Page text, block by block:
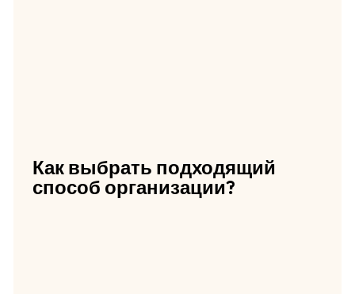
Как выбрать подходящий
способ организации?